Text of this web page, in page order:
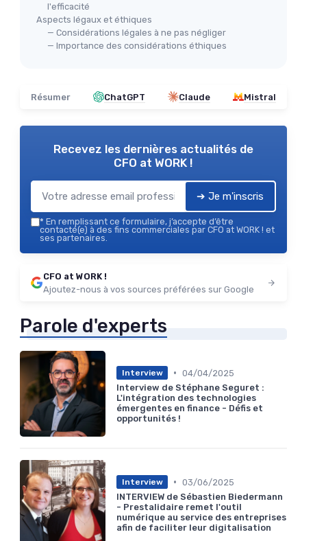
l'efficacité
Aspects légaux et éthiques
— Considérations légales à ne pas négliger
— Importance des considérations éthiques
Résumer ChatGPT Claude Mistral
Recevez les dernières actualités de
CFO at WORK !
➔ Je m'inscris
* En remplissant ce formulaire, j’accepte d’être
contacté(e) à des fins commerciales par CFO at WORK ! et
ses partenaires.
CFO at WORK !
Ajoutez-nous à vos sources préférées sur Google
Parole d'experts
Interview • 04/04/2025
Interview de Stéphane Seguret :
L'intégration des technologies
émergentes en finance - Défis et
opportunités !
Interview • 03/06/2025
INTERVIEW de Sébastien Biedermann
- Prestalidaire remet l'outil
numérique au service des entreprises
afin de faciliter leur digitalisation